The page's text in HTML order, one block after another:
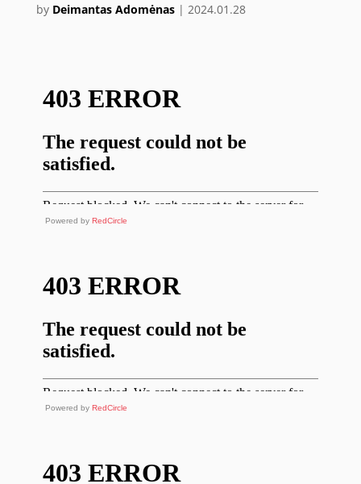
by Deimantas Adomėnas| 2024.01.28
Powered by RedCircle
Powered by RedCircle